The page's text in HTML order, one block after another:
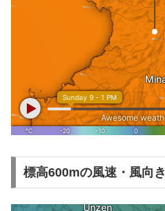
標高600mの風速・風向き